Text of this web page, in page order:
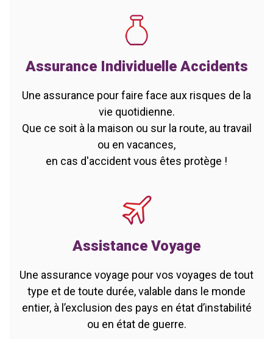
Assurance Individuelle Accidents
Une assurance pour faire face aux risques de la
vie quotidienne.
Que ce soit à la maison ou sur la route, au travail
ou en vacances,
en cas d'accident vous êtes protège !
Assistance Voyage
Une assurance voyage pour vos voyages de tout
type et de toute durée, valable dans le monde
entier, à l’exclusion des pays en état d’instabilité
ou en état de guerre.